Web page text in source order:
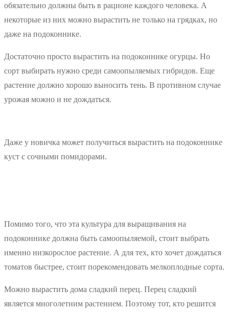
обязательно должны быть в рационе каждого человека. А
некоторые из них можно вырастить не только на грядках, но
даже на подоконнике.
Достаточно просто вырастить на подоконнике огурцы. Но
сорт выбирать нужно среди самоопыляемых гибридов. Еще
растение должно хорошо выносить тень. В противном случае
урожая можно и не дождаться.
Даже у новичка может получиться вырастить на подоконнике
куст с сочными помидорами.
Помимо того, что эта культура для выращивания на
подоконнике должна быть самоопыляемой, стоит выбрать
именно низкорослое растение. А для тех, кто хочет дождаться
томатов быстрее, стоит порекомендовать мелкоплодные сорта.
Можно вырастить дома сладкий перец. Перец сладкий
является многолетним растением. Поэтому тот, кто решится